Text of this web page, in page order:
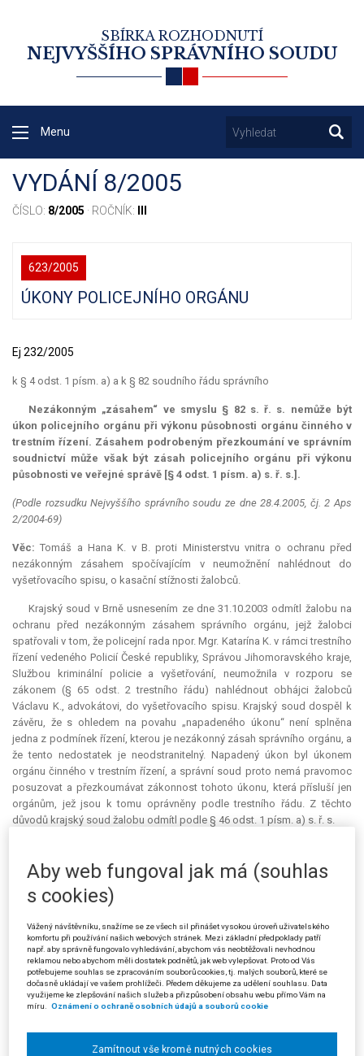
SBÍRKA ROZHODNUTÍ
NEJVYŠŠÍHO SPRÁVNÍHO SOUDU
Menu
VYDÁNÍ 8/2005
ČÍSLO: 8/2005 · ROČNÍK:
623/2005
ÚKONY POLICEJNÍHO ORGÁNU
Ej 232/2005
k § 4 odst. 1 písm. a) a k § 82 soudního řádu správního
Nezákonným „zásahem“ ve smyslu § 82 s. ř. s. nemůže být
úkon policejního orgánu při výkonu působnosti orgánu činného v
trestním řízení. Zásahem podrobeným přezkoumání ve správním
soudnictví může však být zásah policejního orgánu při výkonu
působnosti ve veřejné správě [§ 4 odst. 1 písm. a) s. ř. s.].
(Podle rozsudku Nejvyššího správního soudu ze dne 28.4.2005, čj. 2 Aps
2/2004-69)
Věc:Tomáš a Hana K. v B. proti Ministerstvu vnitra o ochranu před
nezákonným zásahem spočívajícím v neumožnění nahlédnout do
vyšetřovacího spisu, o kasační stížnosti žalobců.
Krajský soud v Brně usnesením ze dne 31.10.2003 odmítl žalobu na
ochranu před nezákonným zásahem správního orgánu, jejž žalobci
spatřovali v tom, že policejní rada npor. Mgr. Katarína K. v rámci trestního
řízení vedeného Policií České republiky, Správou Jihomoravského kraje,
Službou kriminální policie a vyšetřování, neumožnila v rozporu se
zákonem (§ 65 odst. 2 trestního řádu) nahlédnout obhájci žalobců
Václavu K., advokátovi, do vyšetřovacího spisu. Krajský soud dospěl k
závěru, že s ohledem na povahu „napadeného úkonu“ není splněna
jedna z podmínek řízení, kterou je nezákonný zásah správního orgánu, a
že tento nedostatek je neodstranitelný. Napadený úkon byl úkonem
orgánu činného v trestním řízení, a správní soud proto nemá pravomoc
posuzovat a přezkoumávat zákonnost tohoto úkonu, která přísluší jen
orgánům, jež jsou k tomu oprávněny podle trestního řádu. Z těchto
důvodů krajský soud žalobu odmítl podle § 46 odst. 1 písm. a) s. ř. s.
stížností, v níž odmítli závěry krajského soudu pro rozpor s charakterem
a smyslem právní úpravy žaloby na ochranu před nezákonným zásahem
správního orgánu. Především namítli, že při posuzování toho, zda věc
s. správní soudy také „rozhodují v dalších věcech, v nichž tak stanoví
tento zákon“, a že soudní řád správní v ustanovení § 83 výslovně
připouští žalobu proti zásahu „ozbrojených sil, veřejného ozbrojeného
sboru, ozbrojeného bezpečnostního sboru nebo jiného obdobného
sboru, který není správním orgánem“. Bylo by tak možno si představit, že
žaloba bude odmítnuta podle § 46 odst. 1 písm. d) s. ř. s. s poukazem
ale ani s takovým odmítnutím by nemohli souhlasit. Podle § 65 odst. 2
Aby web fungoval jak má (souhlas
s cookies)
Vážený návštěvníku, snažíme se ze všech sil přinášet vysokou úroveň uživatelského
komfortu při používání našich webových stránek. Mezi základní předpoklady patří
např. aby správně fungovalo vyhledávání, abychom vás neobtěžovali nevhodnou
reklamou nebo abychom měli dostatek podnětů, jak web vylepšovat. Proto od Vás
potřebujeme souhlas se zpracováním souborů cookies, tj. malých souborů, které se
dočasně ukládají ve vašem prohlížeči. Předem děkujeme za udělení souhlasu. Data
využijeme ke zlepšování našich služeb a přizpůsobení obsahu webu přímo Vám na
míru.
Oznámení o ochraně osobních údajů a souborů cookie
Zamítnout vše kromě nutných cookies